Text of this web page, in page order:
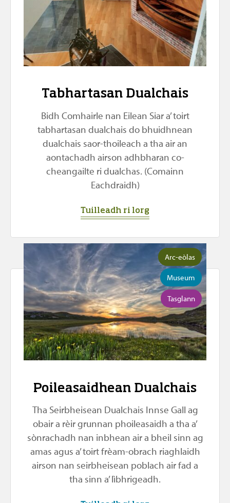
Tabhartasan Dualchais
Bidh Comhairle nan Eilean Siar a’ toirt
tabhartasan dualchais do bhuidhnean
dualchais saor-thoileach a tha air an
aontachadh airson adhbharan co-
cheangailte ri dualchas. (Comainn
Eachdraidh)
Tuilleadh ri lorg
Arc-eòlas
Museum
Tasglann
Poileasaidhean Dualchais
Tha Seirbheisean Dualchais Innse Gall ag
obair a rèir grunnan phoileasaidh a tha a’
sònrachadh nan inbhean air a bheil sinn ag
amas agus a’ toirt frèam-obrach riaghlaidh
airson nan seirbheisean poblach air fad a
tha sinn a’ lìbhrigeadh.